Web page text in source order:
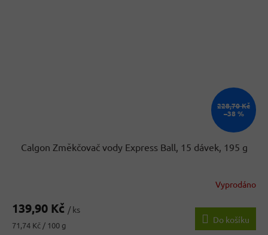
228,70 Kč
–38 %
Calgon Změkčovač vody Express Ball, 15 dávek, 195 g
Vyprodáno
139,90 Kč / ks
Měrná
71,74 Kč / 100 g
Do košíku